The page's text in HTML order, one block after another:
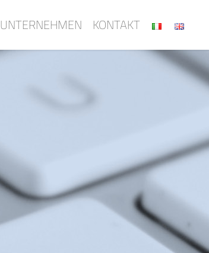
UNTERNEHMEN KONTAKT